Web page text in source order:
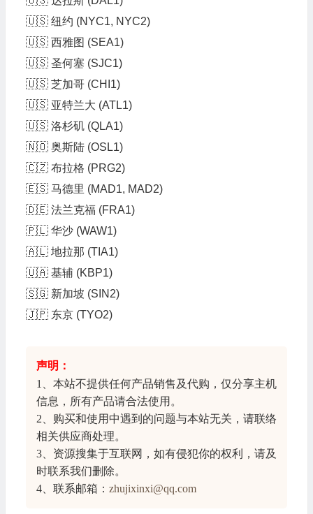
🇺🇸 纽约 (NYC1, NYC2)
🇺🇸 西雅图 (SEA1)
🇺🇸 圣何塞 (SJC1)
🇺🇸 芝加哥 (CHI1)
🇺🇸 亚特兰大 (ATL1)
🇺🇸 洛杉矶 (QLA1)
🇳🇴 奥斯陆 (OSL1)
🇨🇿 布拉格 (PRG2)
🇪🇸 马德里 (MAD1, MAD2)
🇩🇪 法兰克福 (FRA1)
🇵🇱 华沙 (WAW1)
🇦🇱 地拉那 (TIA1)
🇺🇦 基辅 (KBP1)
🇸🇬 新加坡 (SIN2)
🇯🇵 东京 (TYO2)
声明：
1、本站不提供任何产品销售及代购，仅分享主机
信息 ，所有产品请合法使用。
2、购买和使用中遇到的问题与本站无关，请联络
相关供应商处理。
3、资源搜集于互联网，如有侵犯你的权利，请及
时联系我们删除。
4、联系邮箱： zhujixinxi@qq.com